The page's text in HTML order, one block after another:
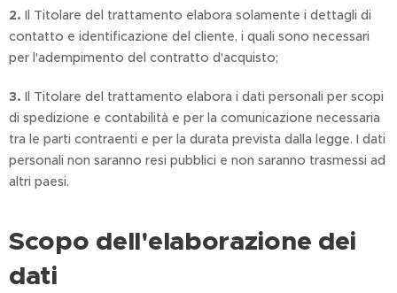
2. Il Titolare del trattamento elabora solamente i dettagli di
contatto e identificazione del cliente, i quali sono necessari
per l'adempimento del contratto d'acquisto;
3. Il Titolare del trattamento elabora i dati personali per scopi
di spedizione e contabilità e per la comunicazione necessaria
tra le parti contraenti e per la durata prevista dalla legge. I dati
personali non saranno resi pubblici e non saranno trasmessi ad
altri paesi.
Scopo dell'elaborazione dei
dati